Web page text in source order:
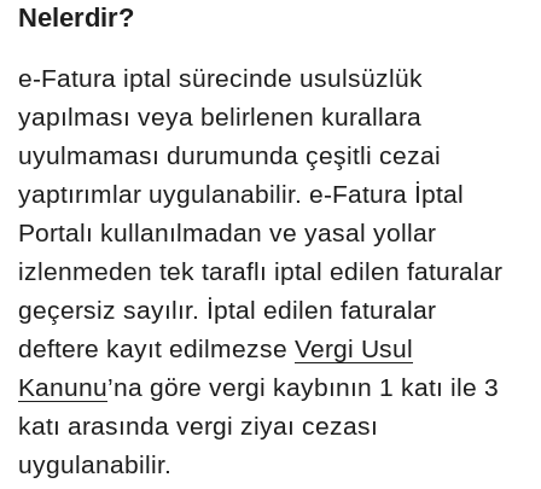
Nelerdir?
e-Fatura iptal sürecinde usulsüzlük
yapılması veya belirlenen kurallara
uyulmaması durumunda çeşitli cezai
yaptırımlar uygulanabilir. e-Fatura İptal
Portalı kullanılmadan ve yasal yollar
izlenmeden tek taraflı iptal edilen faturalar
geçersiz sayılır. İptal edilen faturalar
deftere kayıt edilmezse Vergi Usul
Kanunu’na göre vergi kaybının 1 katı ile 3
katı arasında vergi ziyaı cezası
uygulanabilir.